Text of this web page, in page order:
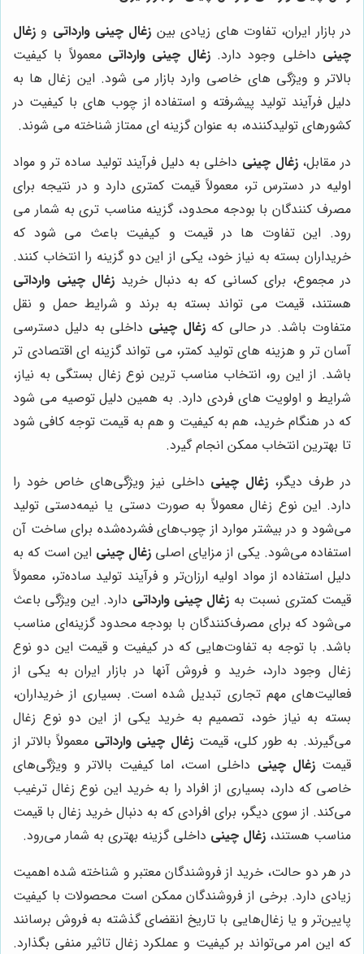
در بازار ایران، تفاوت های زیادی بین زغال چینی وارداتی و زغال
چینی داخلی وجود دارد.زغال چینی وارداتی معمولاً با کیفیت
بالاتر و ویژگی های خاصی وارد بازار می شود. این زغال ها به
دلیل فرآیند تولید پیشرفته و استفاده از چوب های با کیفیت در
کشورهای تولیدکننده، به عنوان گزینه ای ممتاز شناخته می شوند.
در مقابل،زغال چینی داخلی به دلیل فرآیند تولید ساده تر و مواد
اولیه در دسترس تر، معمولاً قیمت کمتری دارد و در نتیجه برای
مصرف کنندگان با بودجه محدود، گزینه مناسب تری به شمار می
رود. این تفاوت ها در قیمت و کیفیت باعث می شود که
خریداران بسته به نیاز خود، یکی از این دو گزینه را انتخاب کنند.
در مجموع، برای کسانی که به دنبال خریدزغال چینی وارداتی
هستند، قیمت می تواند بسته به برند و شرایط حمل و نقل
متفاوت باشد. در حالی که زغال چینی داخلی به دلیل دسترسی
آسان تر و هزینه های تولید کمتر، می تواند گزینه ای اقتصادی تر
باشد. از این رو، انتخاب مناسب ترین نوع زغال بستگی به نیاز،
شرایط و اولویت های فردی دارد. به همین دلیل توصیه می شود
که در هنگام خرید، هم به کیفیت و هم به قیمت توجه کافی شود
تا بهترین انتخاب ممکن انجام گیرد.
در طرف دیگر، زغال چینی داخلی نیز ویژگی‌های خاص خود را
دارد. این نوع زغال معمولاً به صورت دستی یا نیمه‌دستی تولید
می‌شود و در بیشتر موارد از چوب‌های فشرده‌شده برای ساخت آن
استفاده می‌شود. یکی از مزایای اصلی زغال چینی این است که به
دلیل استفاده از مواد اولیه ارزان‌تر و فرآیند تولید ساده‌تر، معمولاً
قیمت کمتری نسبت به زغال چینی وارداتی دارد. این ویژگی باعث
می‌شود که برای مصرف‌کنندگان با بودجه محدود گزینه‌ای مناسب
باشد. با توجه به تفاوت‌هایی که در کیفیت و قیمت این دو نوع
زغال وجود دارد، خرید و فروش آنها در بازار ایران به یکی از
فعالیت‌های مهم تجاری تبدیل شده است. بسیاری از خریداران،
بسته به نیاز خود، تصمیم به خرید یکی از این دو نوع زغال
می‌گیرند. به طور کلی، قیمت زغال چینی وارداتی معمولاً بالاتر از
قیمتزغال چینی داخلی است، اما کیفیت بالاتر و ویژگی‌های
خاصی که دارد، بسیاری از افراد را به خرید این نوع زغال ترغیب
می‌کند. از سوی دیگر، برای افرادی که به دنبال خرید زغال با قیمت
مناسب هستند، زغال چینی داخلی گزینه بهتری به شمار می‌رود.
در هر دو حالت، خرید از فروشندگان معتبر و شناخته شده اهمیت
زیادی دارد. برخی از فروشندگان ممکن است محصولات با کیفیت
پایین‌تر و یا زغال‌هایی با تاریخ انقضای گذشته به فروش برسانند
که این امر می‌تواند بر کیفیت و عملکرد زغال تاثیر منفی بگذارد.